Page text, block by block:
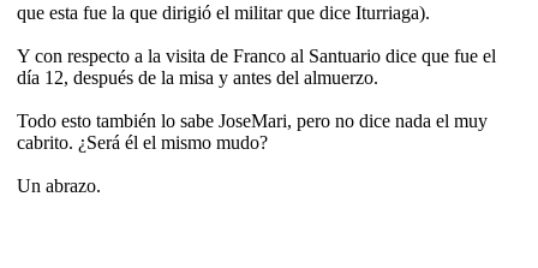
que esta fue la que dirigió el militar que dice Iturriaga).
Y con respecto a la visita de Franco al Santuario dice que fue el
día 12, después de la misa y antes del almuerzo.
Todo esto también lo sabe JoseMari, pero no dice nada el muy
cabrito. ¿Será él el mismo mudo?
Un abrazo.